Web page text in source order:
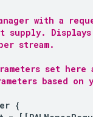
with a
supply.
stream.
set here
based
{